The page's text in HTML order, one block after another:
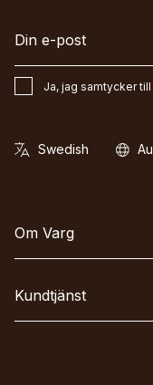
Ja, jag samtycker till
Om Varg
Kundtjänst